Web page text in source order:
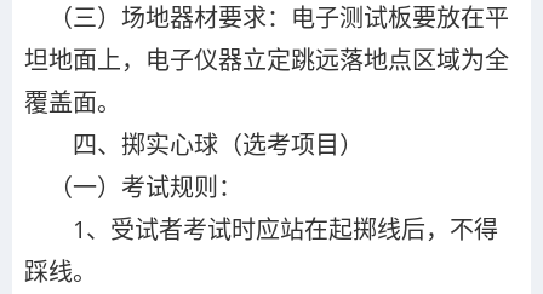
（三）场地器材要求：电子测试板要放在平
坦地面上，电子仪器立定跳远落地点区域为全
覆盖面。
四、掷实心球
（选考项目）
（一）考试规则：
1、受试者考试时应站在起掷线后，不得
踩线。